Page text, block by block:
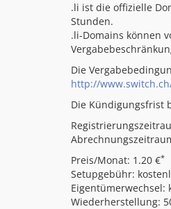
.li ist die offizielle
Stunden.
.li-Domains können
Die
http://
Die Kündigungsfrist
Preis/Monat: 1.20 €*
Setupgebühr:
Eigentümerwechsel:
Wiederherstellung: